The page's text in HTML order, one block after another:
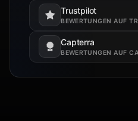
Trustpilot
BEWERTUNGEN AUF
Öffnet in einem
Capterra
BEWERTUNGEN AUF
Öffnet in einem